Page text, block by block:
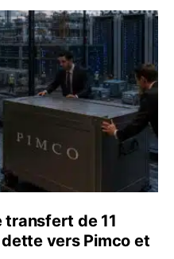
de 11 milliards de
transfert de 11
vers Pimco et